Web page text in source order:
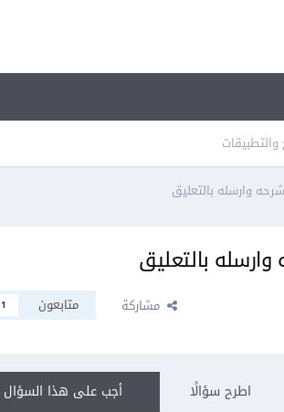
والتطبيقات
وارسله بالتعليق
بالتعليق
مشاركة متابعون 1
أجب على هذا السؤال اطرح سؤالًا